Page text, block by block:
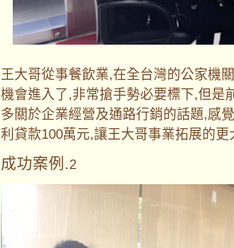
王大哥從事餐飲業,在全台灣的公家機
機會進入了,非常搶手勢必要標下,但是
多關於企業經營及通路行銷的話題,感
利貸款100萬元,讓王大哥事業拓展的
成功案例.2